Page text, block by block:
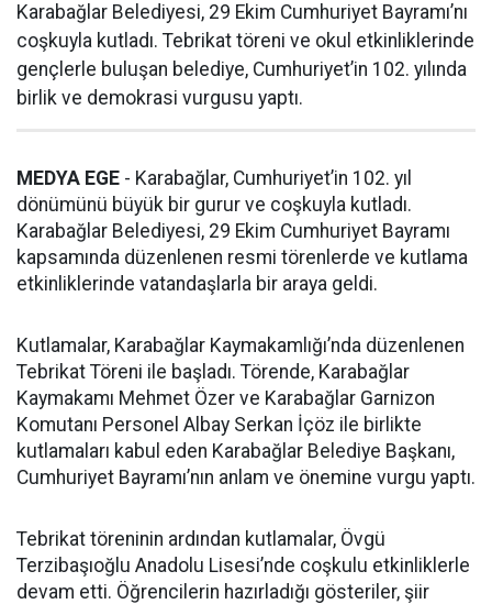
Karabağlar Belediyesi, 29 Ekim Cumhuriyet Bayramı’nı
coşkuyla kutladı. Tebrikat töreni ve okul etkinliklerinde
gençlerle buluşan belediye, Cumhuriyet’in 102. yılında
birlik ve demokrasi vurgusu yaptı.
MEDYA EGE - Karabağlar, Cumhuriyet’in 102. yıl
dönümünü büyük bir gurur ve coşkuyla kutladı.
Karabağlar Belediyesi, 29 Ekim Cumhuriyet Bayramı
kapsamında düzenlenen resmi törenlerde ve kutlama
etkinliklerinde vatandaşlarla bir araya geldi.
Kutlamalar, Karabağlar Kaymakamlığı’nda düzenlenen
Tebrikat Töreni ile başladı. Törende, Karabağlar
Kaymakamı Mehmet Özer ve Karabağlar Garnizon
Komutanı Personel Albay Serkan İçöz ile birlikte
kutlamaları kabul eden Karabağlar Belediye Başkanı,
Cumhuriyet Bayramı’nın anlam ve önemine vurgu yaptı.
Tebrikat töreninin ardından kutlamalar, Övgü
Terzibaşıoğlu Anadolu Lisesi’nde coşkulu etkinliklerle
devam etti. Öğrencilerin hazırladığı gösteriler, şiir